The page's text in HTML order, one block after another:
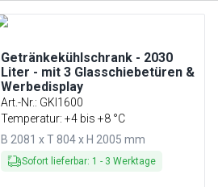
Getränkekühlschrank - 2030
Liter - mit 3 Glasschiebetüren &
Werbedisplay
Art.-Nr.: GKI1600
Temperatur: +4 bis +8 °C
B 2081 x T 804 x H 2005 mm
Sofort lieferbar: 1 - 3 Werktage